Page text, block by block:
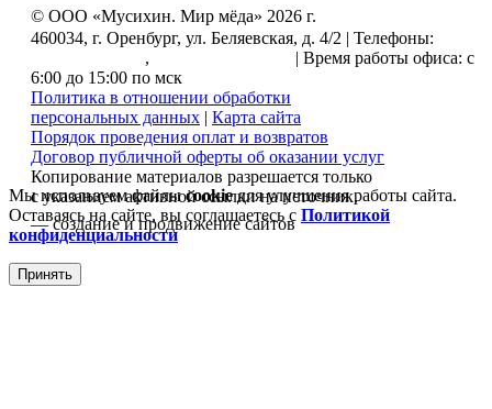
© ООО «Мусихин. Мир мёда» 2026 г.
460034, г. Оренбург, ул. Беляевская, д. 4/2 | Телефоны:
,
| Время работы офиса: с
6:00 до 15:00 по мск
Политика в отношении обработки
персональных данных | Карта сайта
Порядок проведения оплат и возвратов
Договор публичной оферты об оказании услуг
Копирование материалов разрешается только
с указанием активной ссылки на источник.
— создание и продвижение сайтов
Мы используем файлыcookieдля улучшения работы сайта.
Оставаясь на сайте, вы соглашаетесь с Политикой
конфиденциальности
Принять